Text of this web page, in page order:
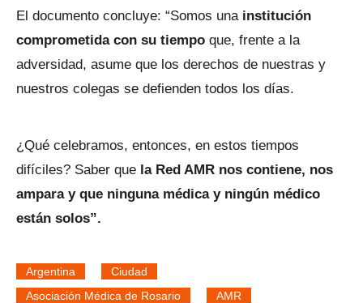
El documento concluye: “Somos una institución
comprometida con su tiempo que, frente a la
adversidad, asume que los derechos de nuestras y
nuestros colegas se defienden todos los días.
¿Qué celebramos, entonces, en estos tiempos
difíciles? Saber que la Red AMR nos contiene, nos
ampara y que ninguna médica y ningún médico
están solos”.
Argentina
Ciudad
Asociación Médica de Rosario
AMR